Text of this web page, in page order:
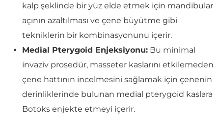
kalp şeklinde bir yüz elde etmek için mandibular
açının azaltılması ve çene büyütme gibi
tekniklerin bir kombinasyonunu içerir.
Medial Pterygoid Enjeksiyonu: Bu minimal
invaziv prosedür, masseter kaslarını etkilemeden
çene hattının incelmesini sağlamak için çenenin
derinliklerinde bulunan medial pterygoid kaslara
Botoks enjekte etmeyi içerir.